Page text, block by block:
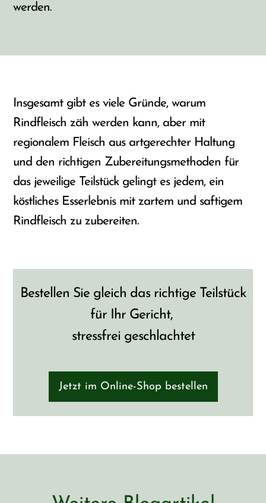
werden.
Insgesamt gibt es viele Gründe, warum
Rindfleisch zäh werden kann, aber mit
regionalem Fleisch aus artgerechter Haltung
und den richtigen Zubereitungsmethoden für
das jeweilige Teilstück gelingt es jedem, ein
köstliches Esserlebnis mit zartem und saftigem
Rindfleisch zu zubereiten.
Bestellen Sie gleich das richtige Teilstück
für Ihr Gericht,
stressfrei geschlachtet
Jetzt im Online-Shop bestellen